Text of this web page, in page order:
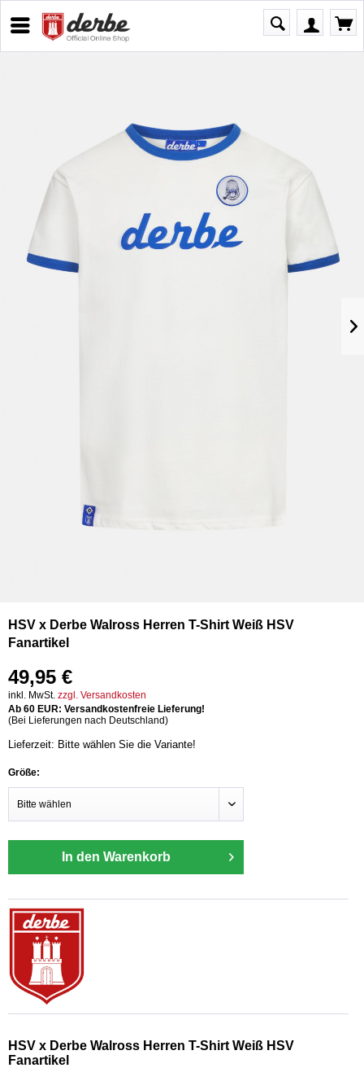
HSV x Derbe Walross Herren T-Shirt Weiß HSV
Fanartikel
49,95 €
inkl. MwSt. zzgl. Versandkosten
Ab 60 EUR: Versandkostenfreie Lieferung!
(Bei Lieferungen nach Deutschland)
Lieferzeit: Bitte wählen Sie die Variante!
Größe:
In den Warenkorb
HSV x Derbe Walross Herren T-Shirt Weiß HSV
Fanartikel